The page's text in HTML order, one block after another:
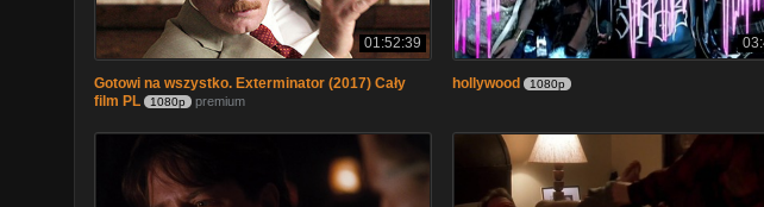
01:52:39
Gotowi na wszystko. Exterminator (2017) Cały
film PL
1080p premium
hollywood 1080p